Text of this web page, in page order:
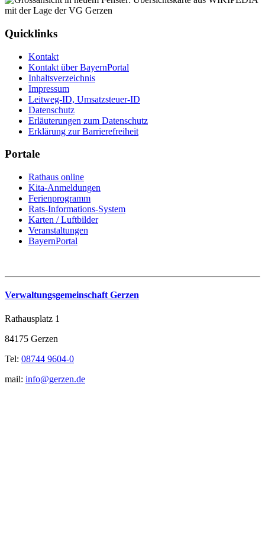
Quicklinks
Kontakt
Kontakt über BayernPortal
Inhaltsverzeichnis
Impressum
Leitweg-ID, Umsatzsteuer-ID
Datenschutz
Erläuterungen zum Datenschutz
Erklärung zur Barrierefreiheit
Portale
Rathaus online
Kita-Anmeldungen
Ferienprogramm
Rats-Informations-System
Karten / Luftbilder
Veranstaltungen
BayernPortal
Verwaltungsgemeinschaft Gerzen
Rathausplatz 1
84175 Gerzen
Tel: 08744 9604-0
mail: info@gerzen.de